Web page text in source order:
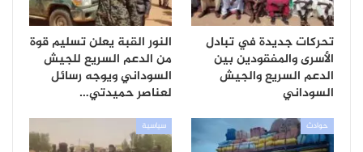
تحركات جديدة في تبادل
الأسرى والمفقودين بين
الدعم السريع والجيش
السوداني
النور القبة يعلن تسليم قوة
من الدعم السريع للجيش
السوداني ويوجه رسائل
لعناصر حميدتي…
حوادث سياسية